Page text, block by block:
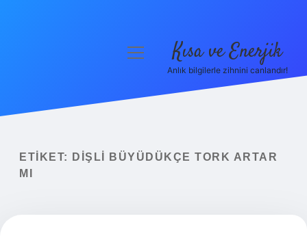
Yasal Uyarı
menüyü
Kısa ve Enerjik
Anlık bilgilerle zihnini canlandır!
ETIKET:
DIŞLI BÜYÜDÜKÇE TORK ARTAR
MI